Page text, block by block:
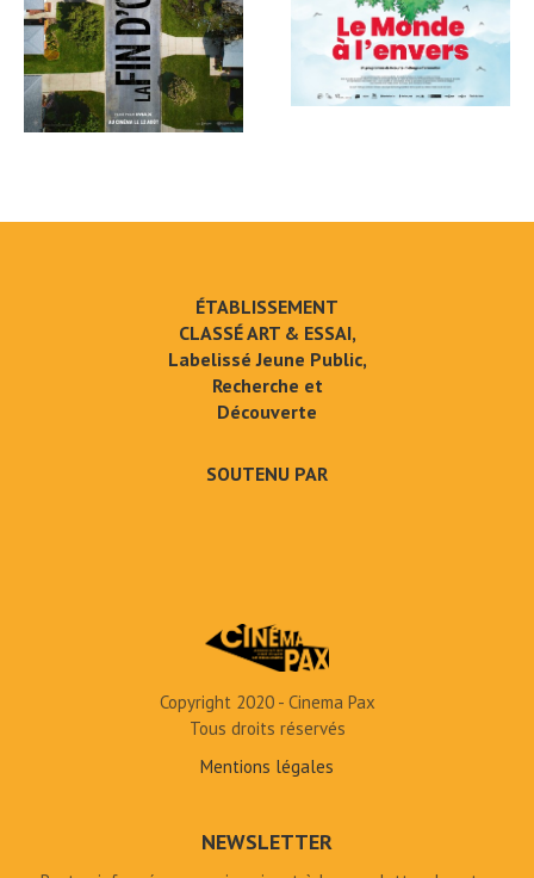
ÉTABLISSEMENT
CLASSÉ ART & ESSAI,
Labelissé Jeune Public,
Recherche et
Découverte
SOUTENU PAR
Copyright 2020 - Cinema Pax
Tous droits réservés
Mentions légales
NEWSLETTER